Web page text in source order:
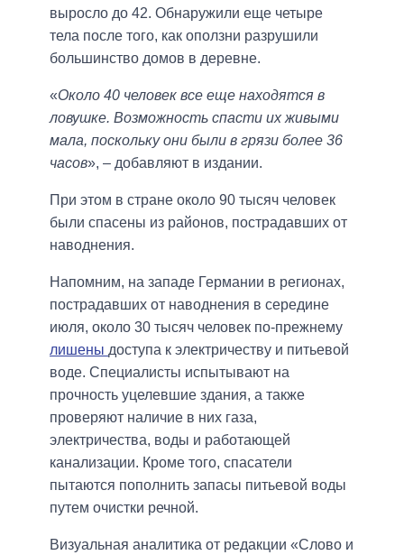
выросло до 42. Обнаружили еще четыре
тела после того, как оползни разрушили
большинство домов в деревне.
«Около 40 человек все еще находятся в
ловушке. Возможность спасти их живыми
мала, поскольку они были в грязи более 36
часов», – добавляют в издании.
При этом в стране около 90 тысяч человек
были спасены из районов, пострадавших от
наводнения.
Напомним, на западе Германии в регионах,
пострадавших от наводнения в середине
июля, около 30 тысяч человек по-прежнему
лишены доступа к электричеству и питьевой
воде. Специалисты испытывают на
прочность уцелевшие здания, а также
проверяют наличие в них газа,
электричества, воды и работающей
канализации. Кроме того, спасатели
пытаются пополнить запасы питьевой воды
путем очистки речной.
Визуальная аналитика от редакции «Слово и